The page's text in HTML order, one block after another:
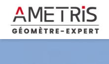
content